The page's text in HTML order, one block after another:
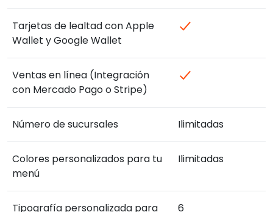
Tarjetas de lealtad con Apple
Wallet y Google Wallet
Ventas en línea (Integración
con Mercado Pago o Stripe)
Número de sucursales Ilimitadas
Colores personalizados para tu
menú
Ilimitadas
Tipografía personalizada para 6